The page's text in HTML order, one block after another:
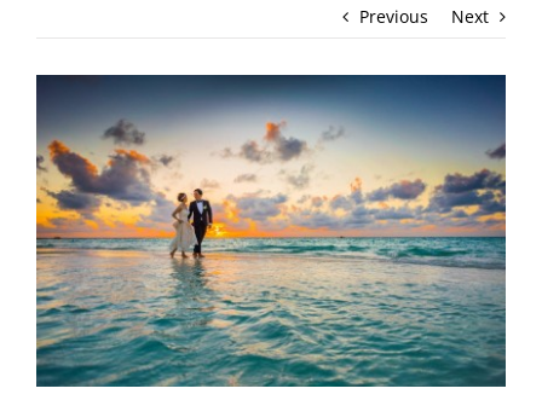
Previous Next
View
Image